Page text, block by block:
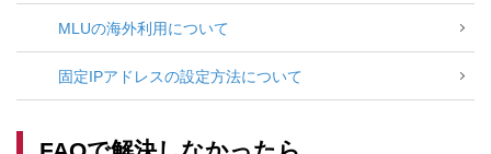
MLUの海外利用について
固定IPアドレスの設定方法について